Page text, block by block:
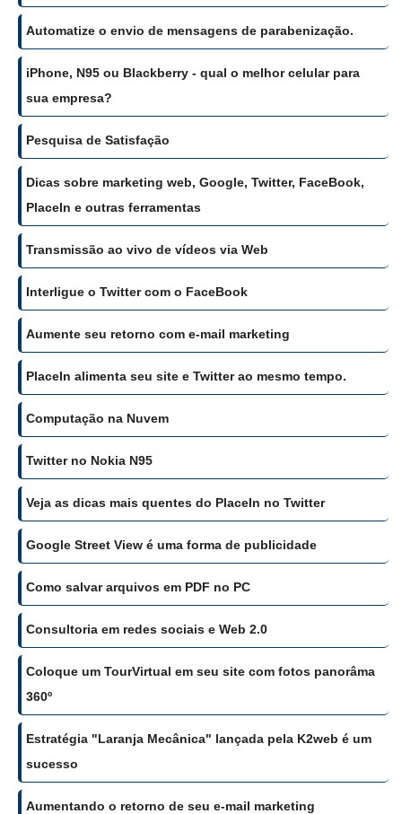
Automatize o envio de mensagens de parabenização.
iPhone, N95 ou Blackberry - qual o melhor celular para
sua empresa?
Pesquisa de Satisfação
Dicas sobre marketing web, Google, Twitter, FaceBook,
PlaceIn e outras ferramentas
Transmissão ao vivo de vídeos via Web
Interligue o Twitter com o FaceBook
Aumente seu retorno com e-mail marketing
PlaceIn alimenta seu site e Twitter ao mesmo tempo.
Computação na Nuvem
Twitter no Nokia N95
Veja as dicas mais quentes do PlaceIn no Twitter
Google Street View é uma forma de publicidade
Como salvar arquivos em PDF no PC
Consultoria em redes sociais e Web 2.0
Coloque um TourVirtual em seu site com fotos panorâma
360º
Estratégia "Laranja Mecânica" lançada pela K2web é um
sucesso
Aumentando o retorno de seu e-mail marketing